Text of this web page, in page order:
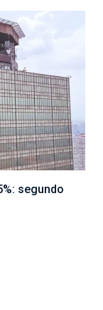
segundo